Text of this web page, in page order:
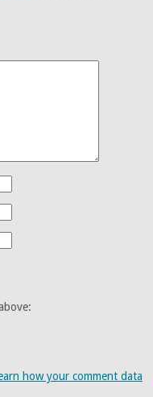
how your comment data